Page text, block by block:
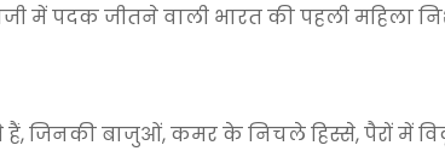
में पदक जीतने वाली भारत की पहली महिला
हैं, जिनकी बाजुओं, कमर के निचले हिस्से, पैरों में